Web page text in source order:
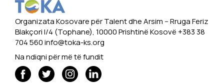
Organizata Kosovare për Talent dhe Arsim -- Rruga Feriz
Blakçori I/4 (Tophane), 10000 Prishtinë Kosovë +383 38
704 560info@toka-ks.org
Na ndiqni për më të fundit